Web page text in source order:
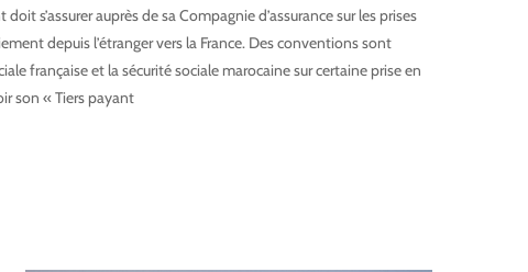
s’assurer auprès de sa Compagnie d’assurance sur les prises
depuis l’étranger vers la France. Des conventions sont
française et la sécurité sociale marocaine sur certaine prise en
son « Tiers payant